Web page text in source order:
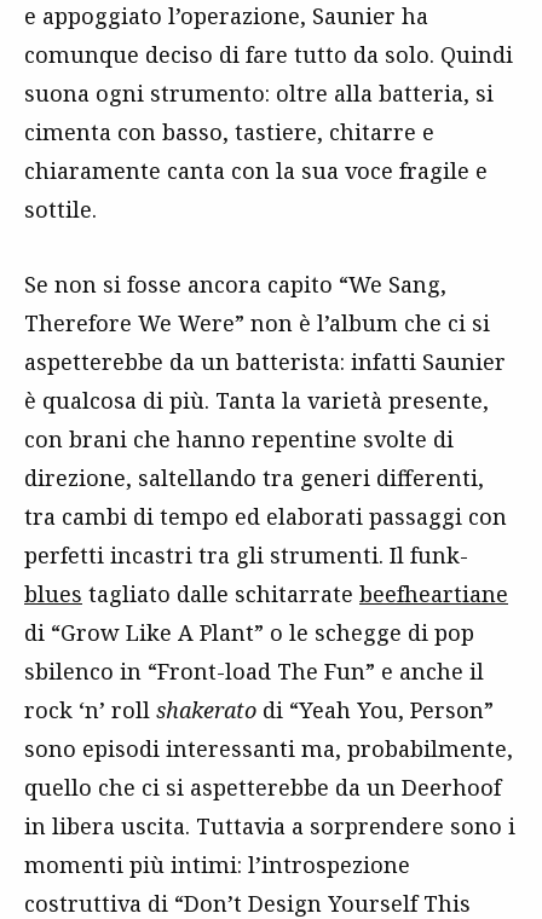
e appoggiato l’operazione, Saunier ha
comunque deciso di fare tutto da solo. Quindi
suona ogni strumento: oltre alla batteria, si
cimenta con basso, tastiere, chitarre e
chiaramente canta con la sua voce fragile e
sottile.
Se non si fosse ancora capito “We Sang,
Therefore We Were” non è l’album che ci si
aspetterebbe da un batterista: infatti Saunier
è qualcosa di più. Tanta la varietà presente,
con brani che hanno repentine svolte di
direzione, saltellando tra generi differenti,
tra cambi di tempo ed elaborati passaggi con
perfetti incastri tra gli strumenti. Il funk-
blues tagliato dalle schitarrate beefheartiane
di “Grow Like A Plant” o le schegge di pop
sbilenco in “Front-load The Fun” e anche il
rock ‘n’ roll shakerato di “Yeah You, Person”
sono episodi interessanti ma, probabilmente,
quello che ci si aspetterebbe da un Deerhoof
in libera uscita. Tuttavia a sorprendere sono i
momenti più intimi: l’introspezione
costruttiva di “Don’t Design Yourself This